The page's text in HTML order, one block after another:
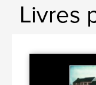
Livres